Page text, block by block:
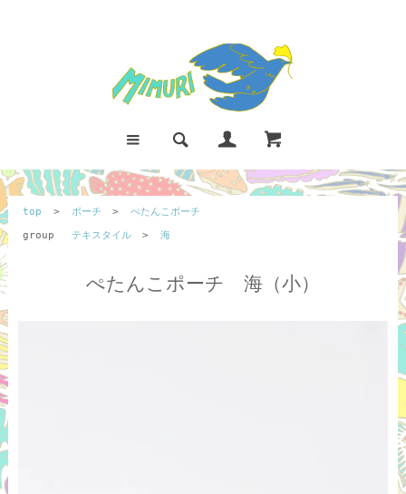
top > ポーチ >
ぺたんこポーチ
group
テキスタイル > 海
ぺたんこポーチ 海（小）